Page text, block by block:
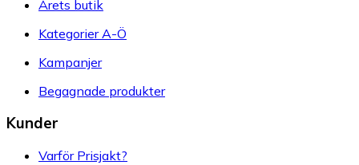
Årets butik
Kategorier A-Ö
Kampanjer
Begagnade produkter
Kunder
Varför Prisjakt?